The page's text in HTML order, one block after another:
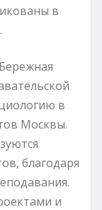
в
в
Москвы.
благодаря
и